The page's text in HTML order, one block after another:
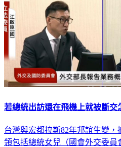
若總統出訪還在飛機上就被斷
台灣與宏都拉斯82年邦誼生變
領包括總統女兒（國會外交委